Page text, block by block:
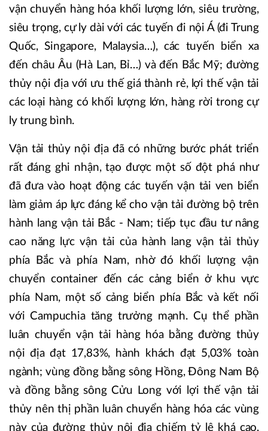
vận chuyển hàng hóa khối lượng lớn, siêu trường,
siêu trọng, cự ly dài với các tuyến đi nội Á (đi Trung
Quốc, Singapore, Malaysia…), các tuyến biển xa
đến châu Âu (Hà Lan, Bỉ…) và đến Bắc Mỹ; đường
thủy nội địa với ưu thế giá thành rẻ, lợi thế vận tải
các loại hàng có khối lượng lớn, hàng rời trong cự
ly trung bình.
Vận tải thủy nội địa đã có những bước phát triển
rất đáng ghi nhận, tạo được một số đột phá như
đã đưa vào hoạt động các tuyến vận tải ven biển
làm giảm áp lực đáng kể cho vận tải đường bộ trên
hành lang vận tải Bắc - Nam; tiếp tục đầu tư nâng
cao năng lực vận tải của hành lang vận tải thủy
phía Bắc và phía Nam, nhờ đó khối lượng vận
chuyển container đến các cảng biển ở khu vực
phía Nam, một số cảng biển phía Bắc và kết nối
với Campuchia tăng trưởng mạnh. Cụ thể phần
luân chuyển vận tải hàng hóa bằng đường thủy
nội địa đạt 17,83%, hành khách đạt 5,03% toàn
ngành; vùng đồng bằng sông Hồng, Đông Nam Bộ
và đồng bằng sông Cửu Long với lợi thế vận tải
thủy nên thị phần luân chuyển hàng hóa các vùng
này của đường thủy nội địa chiếm tỷ lệ khá cao,